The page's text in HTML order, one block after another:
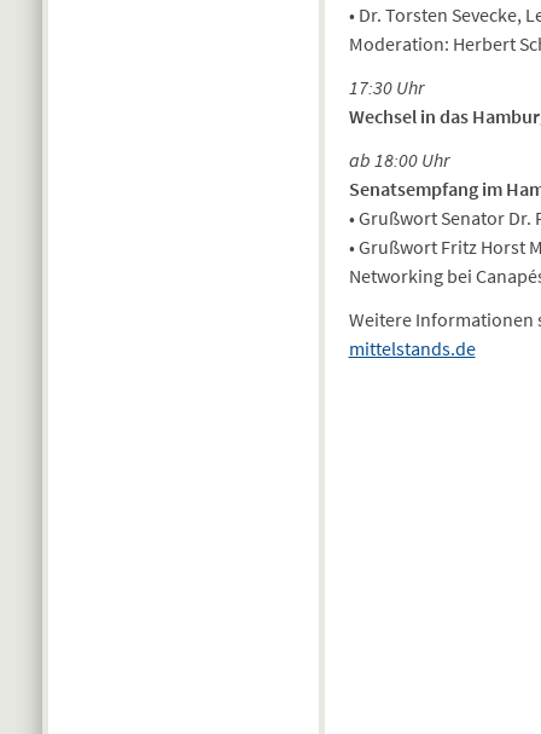
• Dr. Torsten Sevecke,
Moderation: Herbert
17:30 Uhr
Wechsel in das
ab 18:00 Uhr
Senatsempfang im
• Grußwort Senator Dr.
• Grußwort Fritz Horst
Networking bei
Weitere Informationen
mittelstands.de